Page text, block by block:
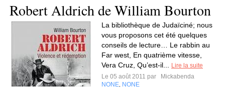
Robert Aldrich de William Bourton
La bibliothèque de Judaïciné; nous
vous proposons cet été quelques
conseils de lecture… Le rabbin au
Far west, En quatrième vitesse,
Vera Cruz, Qu’est-il...
Lire la suite
Le 05 août 2011 par
Mickabenda
NONE NONE